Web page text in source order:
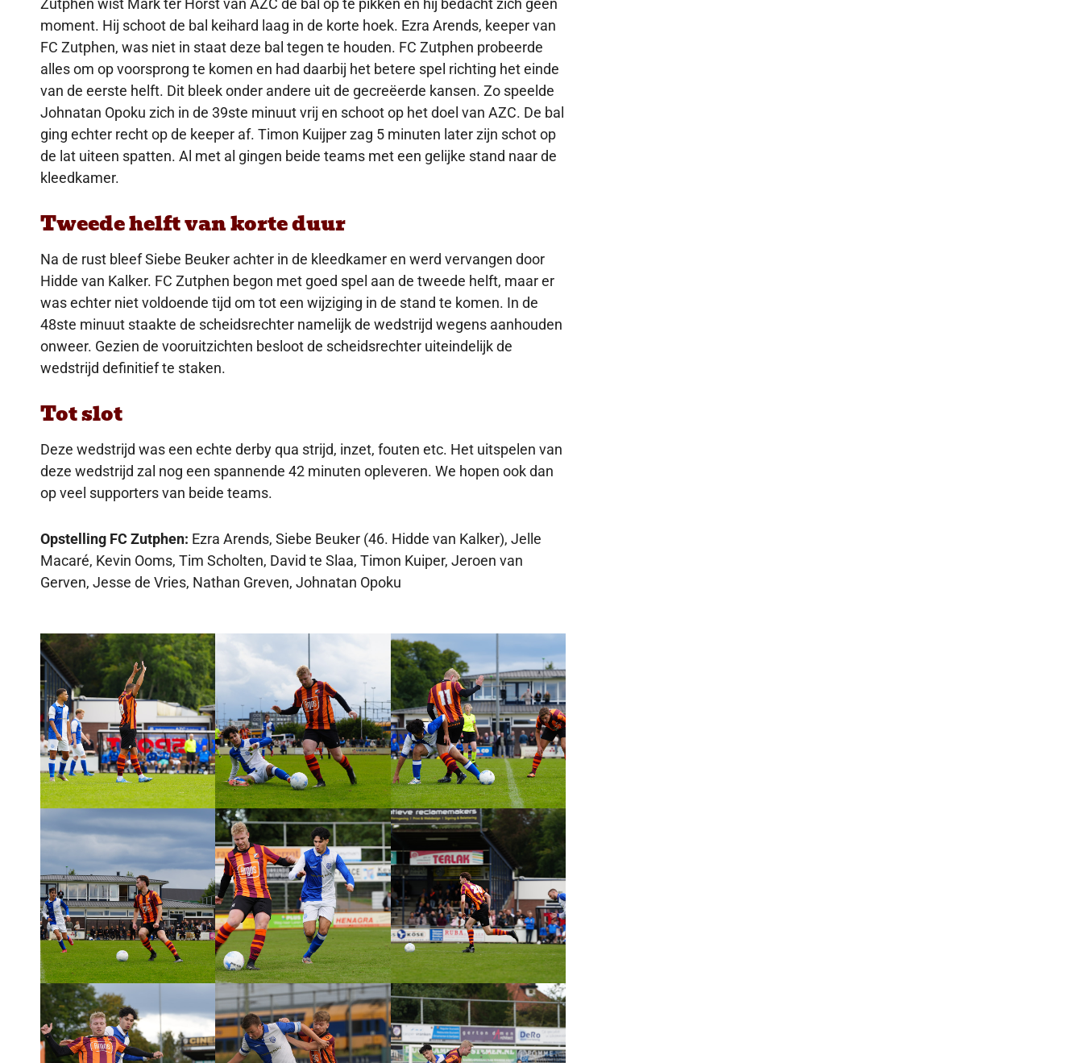
moment. Hij schoot de bal keihard laag in de korte hoek. Ezra Arends, keeper van
FC Zutphen, was niet in staat deze bal tegen te houden. FC Zutphen probeerde
alles om op voorsprong te komen en had daarbij het betere spel richting het einde
van de eerste helft. Dit bleek onder andere uit de gecreëerde kansen. Zo speelde
Johnatan Opoku zich in de 39ste minuut vrij en schoot op het doel van AZC. De bal
ging echter recht op de keeper af. Timon Kuijper zag 5 minuten later zijn schot op
de lat uiteen spatten. Al met al gingen beide teams met een gelijke stand naar de
kleedkamer.
Tweede helft van korte duur
Na de rust bleef Siebe Beuker achter in de kleedkamer en werd vervangen door
Hidde van Kalker. FC Zutphen begon met goed spel aan de tweede helft, maar er
was echter niet voldoende tijd om tot een wijziging in de stand te komen. In de
48ste minuut staakte de scheidsrechter namelijk de wedstrijd wegens aanhouden
onweer. Gezien de vooruitzichten besloot de scheidsrechter uiteindelijk de
wedstrijd definitief te staken.
Tot slot
Deze wedstrijd was een echte derby qua strijd, inzet, fouten etc. Het uitspelen van
deze wedstrijd zal nog een spannende 42 minuten opleveren. We hopen ook dan
op veel supporters van beide teams.
Opstelling FC Zutphen: Ezra Arends, Siebe Beuker (46. Hidde van Kalker), Jelle
Macaré, Kevin Ooms, Tim Scholten, David te Slaa, Timon Kuiper, Jeroen van
Gerven, Jesse de Vries, Nathan Greven, Johnatan Opoku